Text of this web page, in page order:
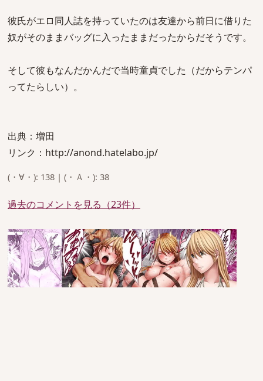
彼氏がエロ同人誌を持っていたのは友達から前日に借りた
奴がそのままバッグに入ったままだったからだそうです。
そして彼もなんだかんだで当時童貞でした（だからテンパ
ってたらしい）。
出典：増田
リンク：http://anond.hatelabo.jp/
(・∀・): 138 | (・Ａ・): 38
過去のコメントを見る（23件）